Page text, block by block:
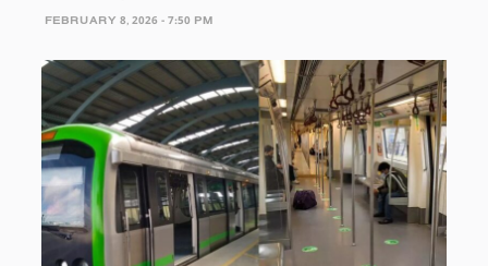
FEBRUARY 8, 2026 - 7:50 PM